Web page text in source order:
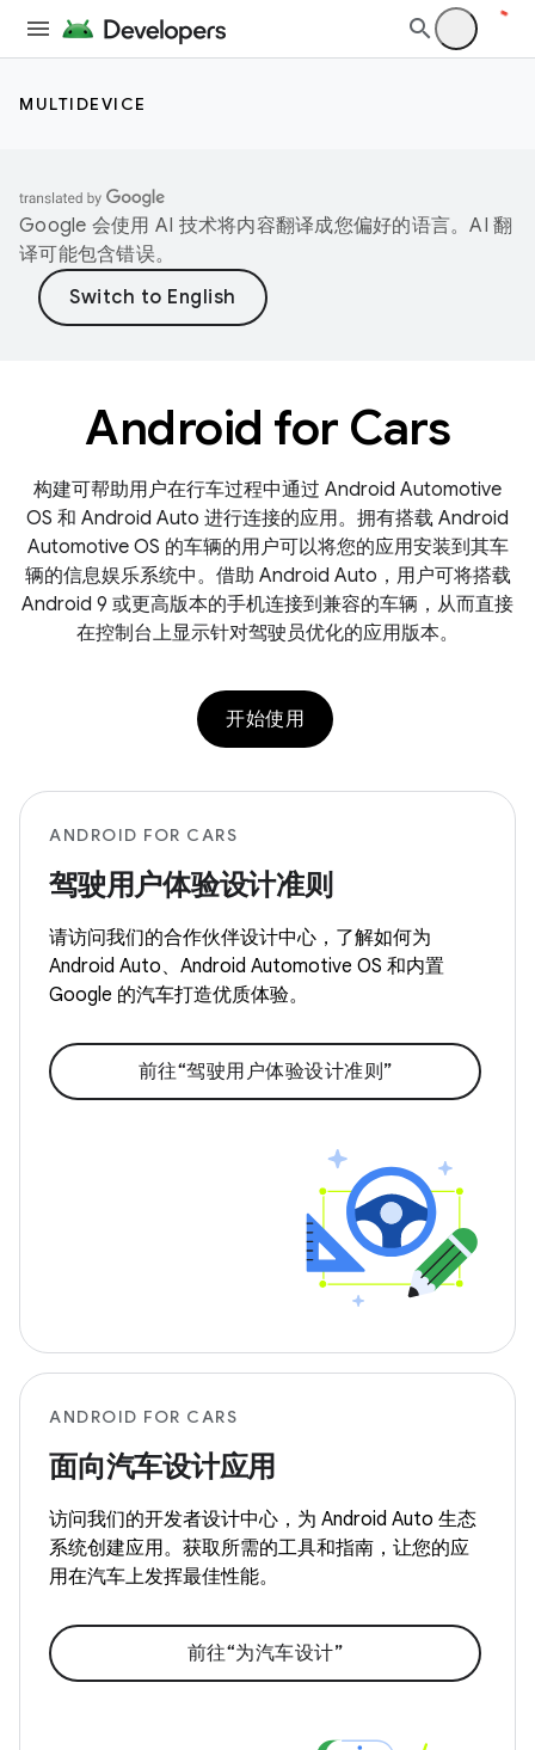
MULTIDEVICE
Google 会使用 AI 技术将内容翻译成您偏好的语言。AI 翻
译可能包含错误。
Android for Cars
构建可帮助用户在行车过程中通过 Android Automotive
OS 和 Android Auto 进行连接的应用。拥有搭载 Android
Automotive OS 的车辆的用户可以将您的应用安装到其车
辆的信息娱乐系统中。借助 Android Auto，用户可将搭载
Android 9 或更高版本的手机连接到兼容的车辆，从而直接
在控制台上显示针对驾驶员优化的应用版本。
开始使用
ANDROID FOR CARS
驾驶用户体验设计准则
请访问我们的合作伙伴设计中心，了解如何为
Android Auto、Android Automotive OS 和内置
Google 的汽车打造优质体验。
前往“驾驶用户体验设计准则”
ANDROID FOR CARS
面向汽车设计应用
访问我们的开发者设计中心，为 Android Auto 生态
系统创建应用。获取所需的工具和指南，让您的应
用在汽车上发挥最佳性能。
前往“为汽车设计”